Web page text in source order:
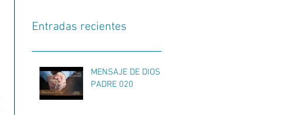
Entradas recientes
MENSAJE DE DIOS
PADRE 020